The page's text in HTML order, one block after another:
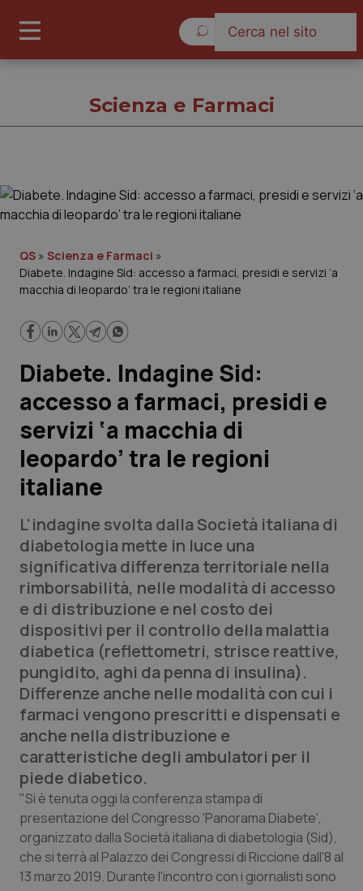
Governo e Parlamento
Regioni e Asl
Lavoro e Professioni
Scienza e Farmaci
Studi e Analisi
Lettere al direttore
Edizioni Regionali
QS Pro
Professionisti Sanitari.AI
Abruzzo
Basilicata
Calabria
Campania
Emilia-Romagna
Friuli Venezia Giulia
QS Pro Gold
Artrite & artrosi
Asma & BPCO
Car-T
Colesterolo & coronaropatie
Dermatite Atopica
QS Club Newsletter
Scienza e Farmaci
QS » Scienza e Farmaci »
Diabete. Indagine Sid: accesso a farmaci, presidi e servizi ‘a
macchia di leopardo’ tra le regioni italiane
Diabete. Indagine Sid:
accesso a farmaci, presidi e
servizi ‘a macchia di
leopardo’ tra le regioni
italiane
L'indagine svolta dalla Società italiana di
diabetologia mette in luce una
significativa differenza territoriale nella
rimborsabilità, nelle modalità di accesso
e di distribuzione e nel costo dei
dispositivi per il controllo della malattia
diabetica (reflettometri, strisce reattive,
pungidito, aghi da penna di insulina).
Differenze anche nelle modalità con cui i
farmaci vengono prescritti e dispensati e
anche nella distribuzione e
caratteristiche degli ambulatori per il
piede diabetico.
"Si è tenuta oggi la conferenza stampa di
presentazione del Congresso 'Panorama Diabete',
organizzato dalla Società italiana di diabetologia (Sid),
che si terrà al Palazzo dei Congressi di Riccione dall'8 al
13 marzo 2019. Durante l'incontro con i giornalisti sono